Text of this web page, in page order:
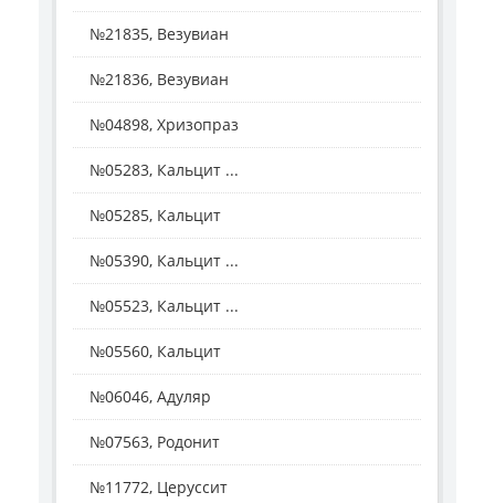
№21835, Везувиан
№21836, Везувиан
№04898, Хризопраз
№05283, Кальцит ...
№05285, Кальцит
№05390, Кальцит ...
№05523, Кальцит ...
№05560, Кальцит
№06046, Адуляр
№07563, Родонит
№11772, Церуссит